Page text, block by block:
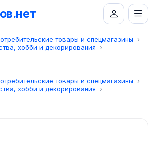
товары и спецмагазины
хобби и декорирования
товары и спецмагазины
хобби и декорирования